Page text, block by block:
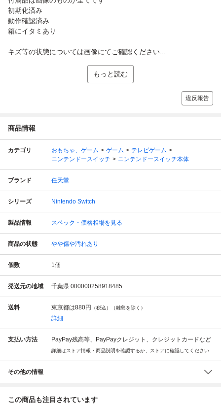
初期化済み
動作確認済み
箱にイタミあり
キズ等の状態については画像にてご確認ください...
もっと読む
違反報告
商品情報
カテゴリ おもちゃ、ゲーム ゲーム
テレビゲーム
ニンテンドースイッチ
ニンテンドースイッチ本体
ブランド 任天堂
シリーズ Nintendo Switch
製品情報 スペック・価格相場を見る
商品の状態 やや傷や汚れあり
個数 1個
発送元の地域 千葉県 000000258918485
送料 東京都は880円 （税込）（離島を除く）
詳細
支払い方法 PayPay残高等、PayPayクレジット、クレジットカードなど
詳細はストア情報・商品説明を確認するか、ストアに確認してください
その他の情報
この商品も注目されています